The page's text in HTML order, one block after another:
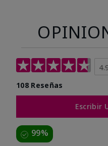
108 Reseñas
Escribir
99%